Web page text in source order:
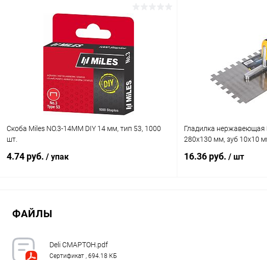
В корзину
Купить в 1 клик К сравнению
В наличии В избранное
Скоба Miles NO.3-14MM DIY 14 мм, тип 53, 1000
шт.
4.74 руб. / упак
В избранное В наличии
Гладилка нержавеющая
280x130 мм, зуб 10x10
16.36 руб. / шт
ФАЙЛЫ
Deli СМАРТОН.pdf
Сертификат , 694.18 КБ